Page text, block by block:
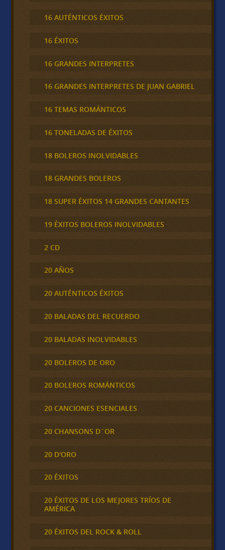
16 AUTÉNTICOS ÉXITOS
16 ÉXITOS
16 GRANDES INTERPRETES
16 GRANDES INTERPRETES DE JUAN GABRIEL
16 TEMAS ROMÁNTICOS
16 TONELADAS DE ÉXITOS
18 BOLEROS INOLVIDABLES
18 GRANDES BOLEROS
18 SUPER ÉXITOS 14 GRANDES CANTANTES
19 ÉXITOS BOLEROS INOLVIDABLES
2 CD
20 AÑOS
20 AUTÉNTICOS ÉXITOS
20 BALADAS DEL RECUERDO
20 BALADAS INOLVIDABLES
20 BOLEROS DE ORO
20 BOLEROS ROMÁNTICOS
20 CANCIONES ESENCIALES
20 CHANSONS D´OR
20 D'ORO
20 ÉXITOS
20 ÉXITOS DE LOS MEJORES TRÍOS DE
AMÉRICA
20 ÉXITOS DEL ROCK & ROLL